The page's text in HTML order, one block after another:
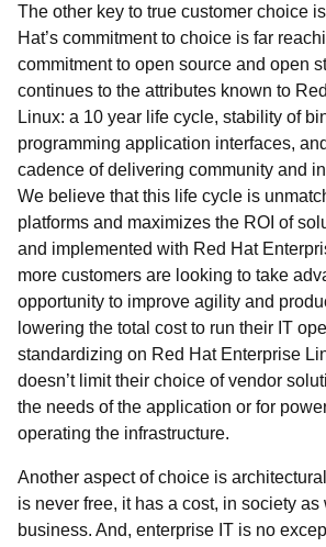
The other key to true customer choice
Hat’s commitment to choice is far
commitment to open source and open
continues to the attributes known to
Linux: a 10 year life cycle, stability of
programming application interfaces,
cadence of delivering community and
We believe that this life cycle is
platforms and maximizes the ROI of
and implemented with Red Hat
more customers are looking to take
opportunity to improve agility and
lowering the total cost to run their IT
standardizing on Red Hat Enterprise
doesn’t limit their choice of vendor
the needs of the application or for
operating the infrastructure.
Another aspect of choice is
is never free, it has a cost, in society as
business. And, enterprise IT is no